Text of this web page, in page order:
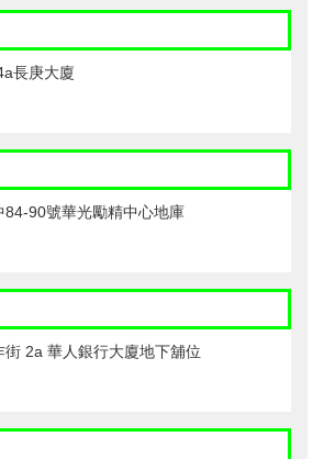
長庚大廈
84-90號華光勵精中心地庫
街 2a 華人銀行大廈地下舖位